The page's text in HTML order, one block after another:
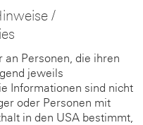
/
Personen, die ihren
jeweils
Informationen sind nicht
oder Personen mit
in den USA bestimmt,